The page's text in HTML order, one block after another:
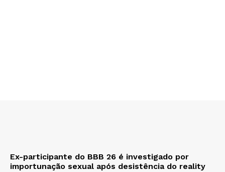
Ex-participante do BBB 26 é investigado por
importunação sexual após desistência do reality